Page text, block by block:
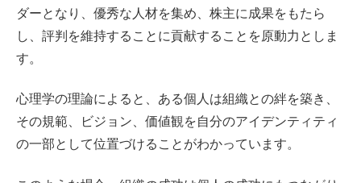
ダーとなり、優秀な人材を集め、株主に成果をもたら
し、評判を維持することに貢献することを原動力としま
す。
心理学の理論によると、ある個人は組織との絆を築き、
その規範、ビジョン、価値観を自分のアイデンティティ
の一部として位置づけることがわかっています。